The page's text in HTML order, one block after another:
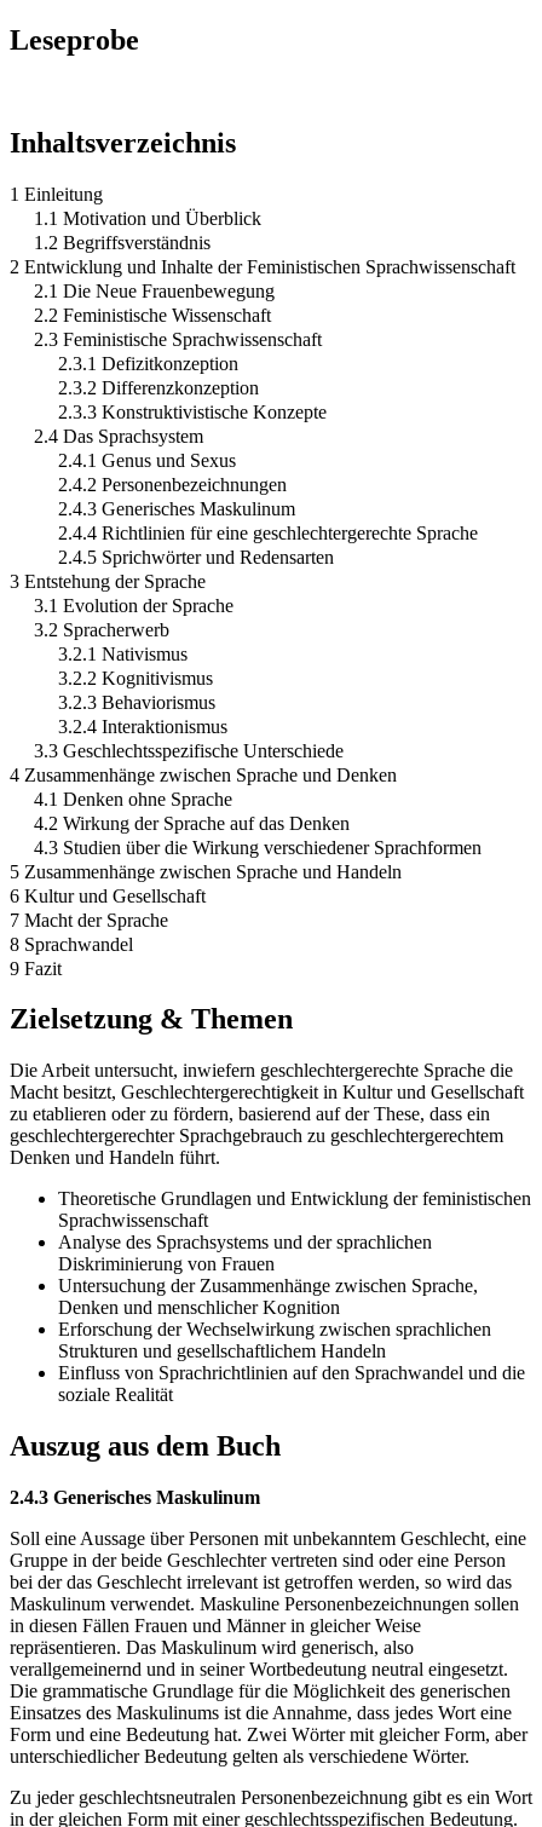
Leseprobe
Inhaltsverzeichnis
1 Einleitung
1.1 Motivation und Überblick
1.2 Begriffsverständnis
2 Entwicklung und Inhalte der Feministischen Sprachwissenschaft
2.1 Die Neue Frauenbewegung
2.2 Feministische Wissenschaft
2.3 Feministische Sprachwissenschaft
2.3.1 Defizitkonzeption
2.3.2 Differenzkonzeption
2.3.3 Konstruktivistische Konzepte
2.4 Das Sprachsystem
2.4.1 Genus und Sexus
2.4.2 Personenbezeichnungen
2.4.3 Generisches Maskulinum
2.4.4 Richtlinien für eine geschlechtergerechte Sprache
2.4.5 Sprichwörter und Redensarten
3 Entstehung der Sprache
3.1 Evolution der Sprache
3.2 Spracherwerb
3.2.1 Nativismus
3.2.2 Kognitivismus
3.2.3 Behaviorismus
3.2.4 Interaktionismus
3.3 Geschlechtsspezifische Unterschiede
4 Zusammenhänge zwischen Sprache und Denken
4.1 Denken ohne Sprache
4.2 Wirkung der Sprache auf das Denken
4.3 Studien über die Wirkung verschiedener Sprachformen
5 Zusammenhänge zwischen Sprache und Handeln
6 Kultur und Gesellschaft
7 Macht der Sprache
8 Sprachwandel
9 Fazit
Zielsetzung & Themen
Die Arbeit untersucht, inwiefern geschlechtergerechte Sprache die
Macht besitzt, Geschlechtergerechtigkeit in Kultur und Gesellschaft
zu etablieren oder zu fördern, basierend auf der These, dass ein
geschlechtergerechter Sprachgebrauch zu geschlechtergerechtem
Denken und Handeln führt.
Theoretische Grundlagen und Entwicklung der feministischen
Sprachwissenschaft
Analyse des Sprachsystems und der sprachlichen
Diskriminierung von Frauen
Untersuchung der Zusammenhänge zwischen Sprache,
Denken und menschlicher Kognition
Erforschung der Wechselwirkung zwischen sprachlichen
Strukturen und gesellschaftlichem Handeln
Einfluss von Sprachrichtlinien auf den Sprachwandel und die
soziale Realität
Auszug aus dem Buch
2.4.3 Generisches Maskulinum
Soll eine Aussage über Personen mit unbekanntem Geschlecht, eine
Gruppe in der beide Geschlechter vertreten sind oder eine Person
bei der das Geschlecht irrelevant ist getroffen werden, so wird das
Maskulinum verwendet. Maskuline Personenbezeichnungen sollen
in diesen Fällen Frauen und Männer in gleicher Weise
repräsentieren. Das Maskulinum wird generisch, also
verallgemeinernd und in seiner Wortbedeutung neutral eingesetzt.
Die grammatische Grundlage für die Möglichkeit des generischen
Einsatzes des Maskulinums ist die Annahme, dass jedes Wort eine
Form und eine Bedeutung hat. Zwei Wörter mit gleicher Form, aber
unterschiedlicher Bedeutung gelten als verschiedene Wörter.
Zu jeder geschlechtsneutralen Personenbezeichnung gibt es ein Wort
in der gleichen Form mit einer geschlechtsspezifischen Bedeutung.